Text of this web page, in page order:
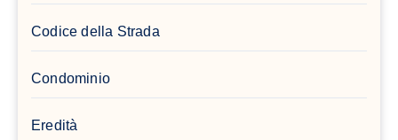
Codice della Strada
Condominio
Eredità